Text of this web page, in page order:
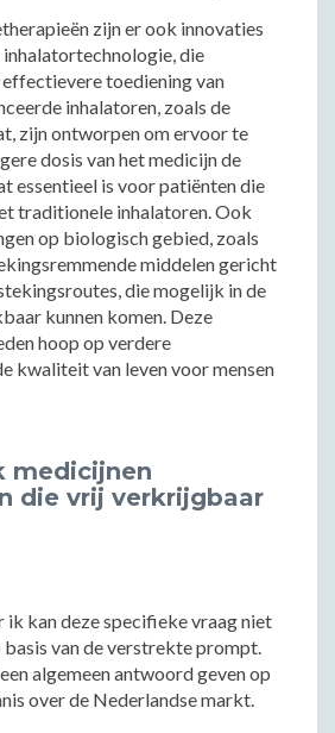
zijn er ook innovaties
die
effectievere toediening van
inhalatoren, zoals de
zijn ontworpen om ervoor te
dosis van het medicijn de
essentieel is voor patiënten die
traditionele inhalatoren. Ook
op biologisch gebied, zoals
middelen gericht
die mogelijk in de
kunnen komen. Deze
hoop op verdere
kwaliteit van leven voor mensen
medicijnen
die vrij verkrijgbaar
ik kan deze specifieke vraag niet
van de verstrekte prompt.
algemeen antwoord geven op
over de Nederlandse markt.